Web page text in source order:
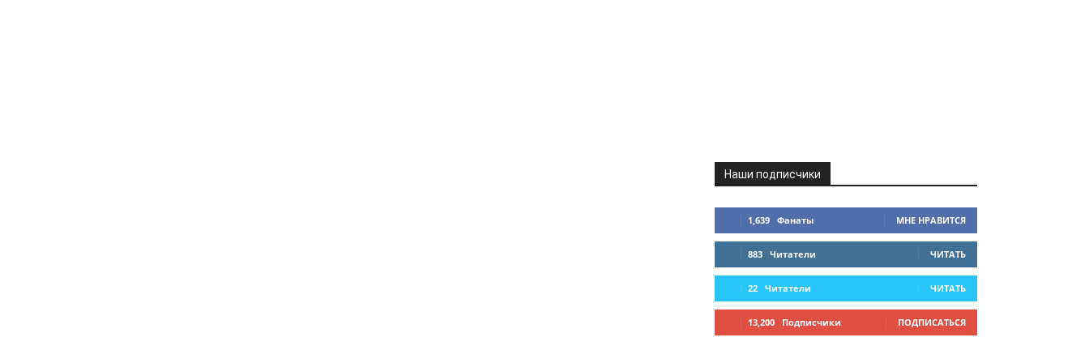
Наши подписчики
1,639 Фанаты МНЕ НРАВИТСЯ
883 Читатели ЧИТАТЬ
22 Читатели ЧИТАТЬ
13,200 Подписчики ПОДПИСАТЬСЯ